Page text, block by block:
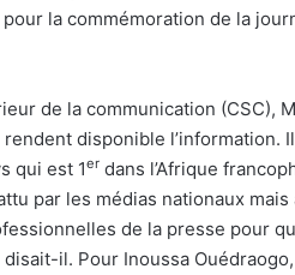
la commémoration de la
de la communication (CSC),
disponible l’information.
qui est 1er dans l’Afrique
par les médias nationaux
de la presse pour
il. Pour Inoussa